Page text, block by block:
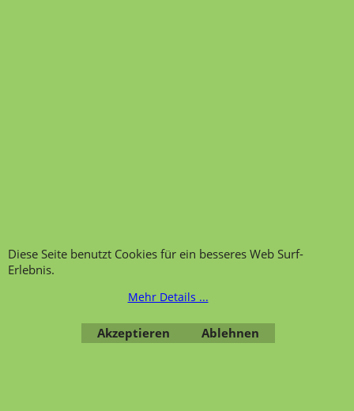
Datenschutz
Diese Seite benutzt Cookies für ein besseres Web Surf-
Erlebnis.
Mehr Details ...
Akzeptieren Ablehnen